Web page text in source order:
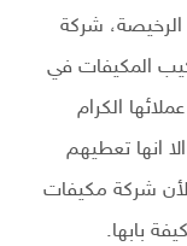
الرخيصة، شركة
المكيفات في
الكرام
انها تعطيهم
شركة مكيفات
بابها.